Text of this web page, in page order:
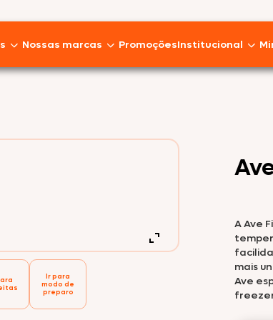
Nossas marcas
Seara Nature
PromoçõesInstitucional
Seara Food
Fale Conosco
Trabalhe
Ir para
modo de
preparo
A Ave
mais
Ave